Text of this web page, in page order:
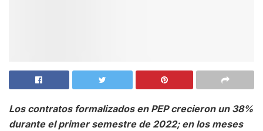
Los contratos formalizados en PEP crecieron un 38%
durante el primer semestre de 2022; en los meses